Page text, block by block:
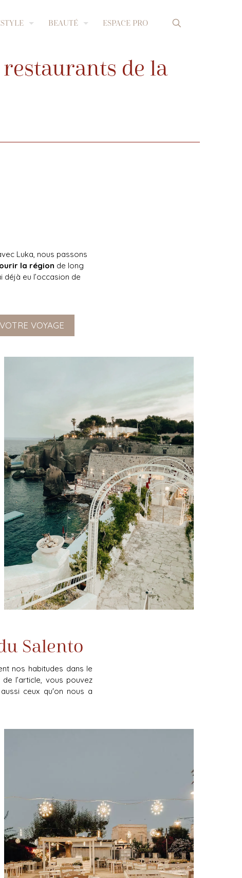
BEAUTÉ ESPACE PRO
de la
Luka, nous passons
la région de long
déjà eu l’occasion de
VOYAGE
Salento
nos habitudes dans le
l’article, vous pouvez
ceux qu'on nous a